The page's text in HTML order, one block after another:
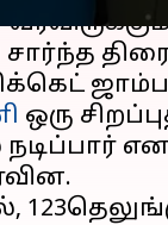
சார்ந்த
ஒரு